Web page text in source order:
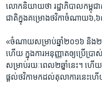
លោក​និយាយ​ថា ​រដ្ឋាភិបាល​កម្ពុជ
ជាតិ​ក្នុង​គម្រោង​ថវិកា​ចំណាយ​៦,​៦
«ចំណាយ​សម្រាប់​ឆ្នាំ​២០១៦​ និង​
ហើយ ក្នុង​ការ​អនុញ្ញាត​ឲ្យ​ប្រើប្រ
សម្រាប់​រយៈពេល​២​ឆ្នាំ​នេះ។ ​ហ
ផ្តល់​ថវិកា​មក​ដល់​តុលាការ​នេះ​ហ